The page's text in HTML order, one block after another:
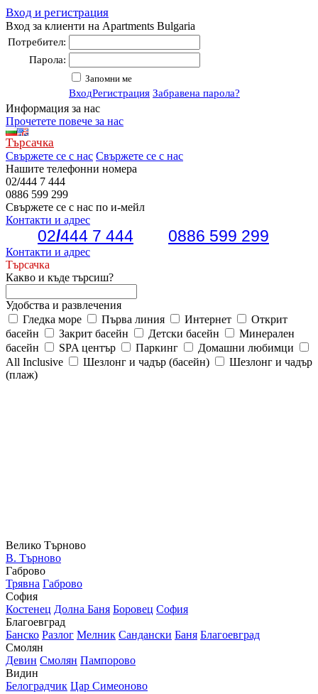
Вход и регистрация
Вход за клиенти на Apartments Bulgaria
Потребител:
Парола:
Запомни ме
ВходРегистрация Забравена парола?
Информация за нас
Прочетете повече за нас
Търсачка
Свържете се с нас Свържете се с нас
Нашите телефонни номера
02/444 7 444
0886 599 299
Свържете се с нас по и-мейл
Контакти и адрес
02/444 7 444 0886 599 299
Контакти и адрес
Търсачка
Какво и къде търсиш?
Удобства и развлечения
Гледка море
Първа линия Интернет
Открит
басейн
Закрит басейн Детски басейн
Минерален
басейн
SPA център Паркинг
Домашни любимци
All Inclusive
Шезлонг и чадър (басейн)
Шезлонг и чадър
(плаж)
Велико Търново
В. Търново
Габрово
Трявна Габрово
София
Костенец Долна Баня Боровец София
Благоевград
Банско Разлог Мелник Сандански Баня Благоевград
Смолян
Девин Смолян Пампорово
Видин
Белоградчик Цар Симеоново